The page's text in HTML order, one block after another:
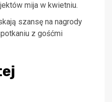
mija w kwietniu.
szansę na nagrody
z gośćmi